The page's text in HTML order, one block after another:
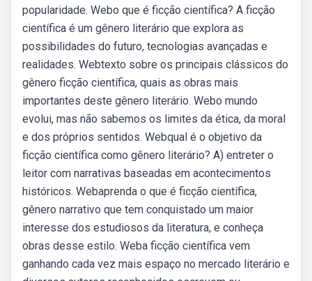
popularidade. Webo que é ficção científica? A ficção
científica é um gênero literário que explora as
possibilidades do futuro, tecnologias avançadas e
realidades. Webtexto sobre os principais clássicos do
gênero ficção científica, quais as obras mais
importantes deste gênero literário. Webo mundo
evolui, mas não sabemos os limites da ética, da moral
e dos próprios sentidos. Webqual é o objetivo da
ficção científica como gênero literário? A) entreter o
leitor com narrativas baseadas em acontecimentos
históricos. Webaprenda o que é ficção científica,
gênero narrativo que tem conquistado um maior
interesse dos estudiosos da literatura, e conheça
obras desse estilo. Weba ficção científica vem
ganhando cada vez mais espaço no mercado literário e